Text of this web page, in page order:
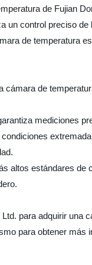
de Fujian
un control preciso
de temperatura
cámara de
mediciones
altos estándares
para adquirir
para obtener más